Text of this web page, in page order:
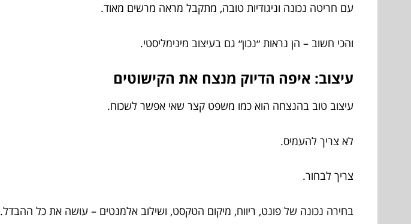
עם חריטה נכונה וניגודיות טובה, מתקבל מראה מרשים מאוד.
והכי חשוב – הן נראות ״נכון״ גם בעיצוב מינימליסטי.
עיצוב: איפה הדיוק מנצח את הקישוטים
עיצוב טוב בהנצחה הוא כמו משפט קצר שאי אפשר לשכוח.
לא צריך להעמיס.
צריך לבחור.
בחירה נכונה של פונט, ריווח, מיקום הטקסט, ושילוב אלמנטים – עושה את כל ההבדל.